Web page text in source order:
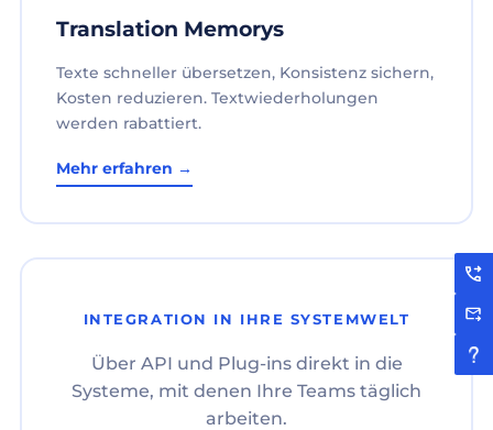
Translation Memorys
Texte schneller übersetzen, Konsistenz sichern,
Kosten reduzieren. Textwiederholungen
werden rabattiert.
Mehr erfahren →
INTEGRATION IN IHRE SYSTEMWELT
Über API und Plug-ins direkt in die
Systeme, mit denen Ihre Teams täglich
arbeiten.